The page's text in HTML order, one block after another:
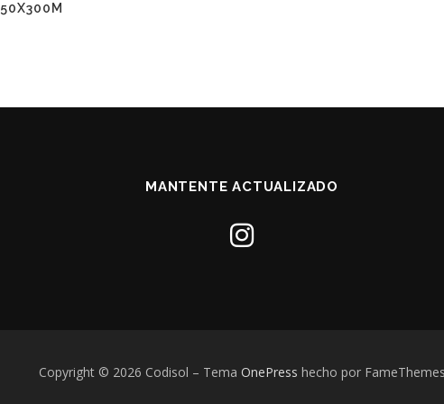
50X300M
MANTENTE ACTUALIZADO
Copyright © 2026 Codisol – Tema OnePress hecho por